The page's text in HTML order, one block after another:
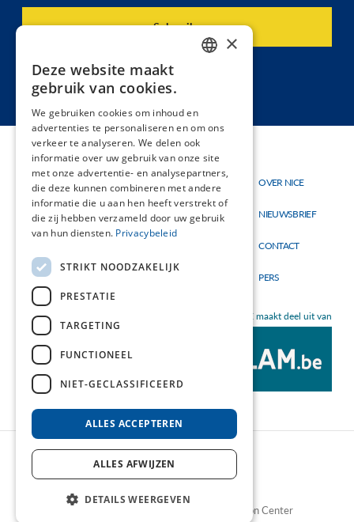
Hoofdnavigatie
Thema's
Materialen
Nieuw
Topmenu
OVER NICE
NIEUWSBRIEF
CONTACT
PERS
NICE maakt deel uit van
©2026 NICE - Nutrition Information Center
×
Deze website maakt
gebruik van cookies.
We gebruiken cookies om inhoud en
advertenties te personaliseren en om ons
verkeer te analyseren. We delen ook
informatie over uw gebruik van onze site
met onze advertentie- en analysepartners,
die deze kunnen combineren met andere
informatie die u aan hen heeft verstrekt of
die zij hebben verzameld door uw gebruik
van hun diensten. Privacybeleid
STRIKT NOODZAKELIJK
PRESTATIE
TARGETING
FUNCTIONEEL
NIET-GECLASSIFICEERD
ALLES ACCEPTEREN
ALLES AFWIJZEN
DETAILS WEERGEVEN